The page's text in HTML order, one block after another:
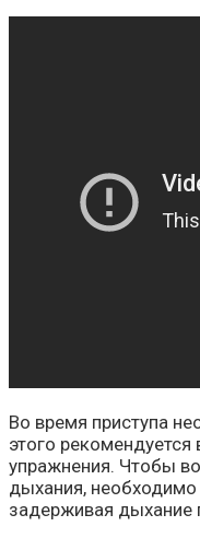
Во время приступа
этого
упражнения. Чтобы
дыхания,
задерживая дыхание